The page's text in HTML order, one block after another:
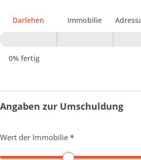
Darlehen Immobilie
0% fertig
Angaben zur Umschuldung
Wert der Immobilie *